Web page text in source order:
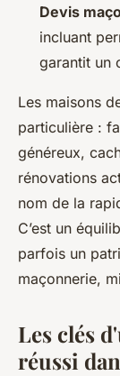
Devis
incluant
garantit un
Les maisons
particulière :
généreux,
rénovations
nom de la
C’est un
parfois un
maçonnerie,
Les clés
réussi